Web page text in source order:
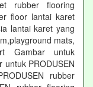
rubber flooring
floor lantai karet
lantai karet yang
mats,
Gambar untuk
untuk PRODUSEN
rubber